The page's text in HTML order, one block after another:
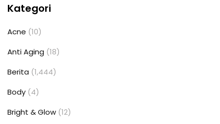
Kategori
Acne (10)
Anti Aging (18)
Berita (1,444)
Body (4)
Bright & Glow (12)